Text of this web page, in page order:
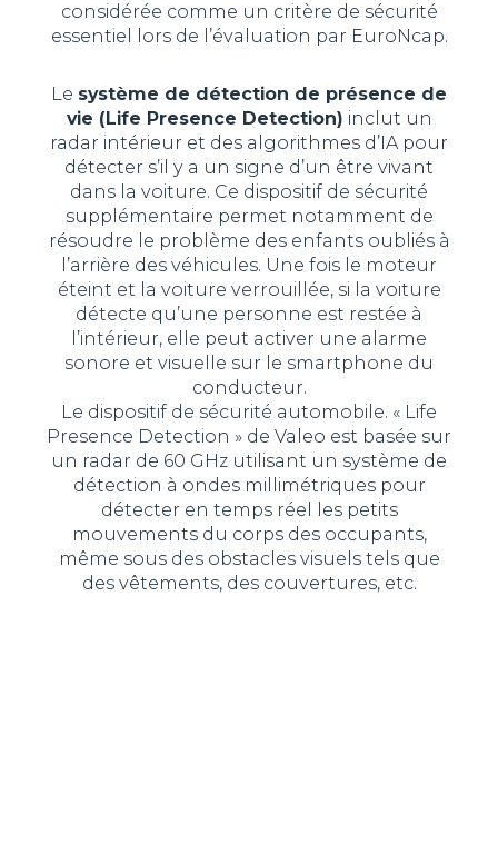
considérée comme un critère de sécurité
essentiel lors de l’évaluation par EuroNcap.
Le système de détection de présence de
vie (Life Presence Detection) inclut un
radar intérieur et des algorithmes d’IA pour
détecter s’il y a un signe d’un être vivant
dans la voiture. Ce dispositif de sécurité
supplémentaire permet notamment de
résoudre le problème des enfants oubliés à
l’arrière des véhicules. Une fois le moteur
éteint et la voiture verrouillée, si la voiture
détecte qu’une personne est restée à
l’intérieur, elle peut activer une alarme
sonore et visuelle sur le smartphone du
conducteur.
Le dispositif de sécurité automobile. « Life
Presence Detection » de Valeo est basée sur
un radar de 60 GHz utilisant un système de
détection à ondes millimétriques pour
détecter en temps réel les petits
mouvements du corps des occupants,
même sous des obstacles visuels tels que
des vêtements, des couvertures, etc.